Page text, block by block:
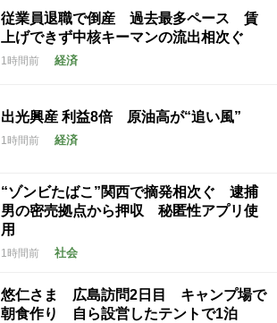
従業員退職で倒産 過去最多ペース 賃
上げできず中核キーマンの流出相次ぐ
1時間前 経済
出光興産 利益8倍 原油高が“追い風”
1時間前 経済
“ゾンビたばこ”関西で摘発相次ぐ 逮捕
男の密売拠点から押収 秘匿性アプリ使
用
1時間前 社会
悠仁さま 広島訪問2日目 キャンプ場で
朝食作り 自ら設営したテントで1泊